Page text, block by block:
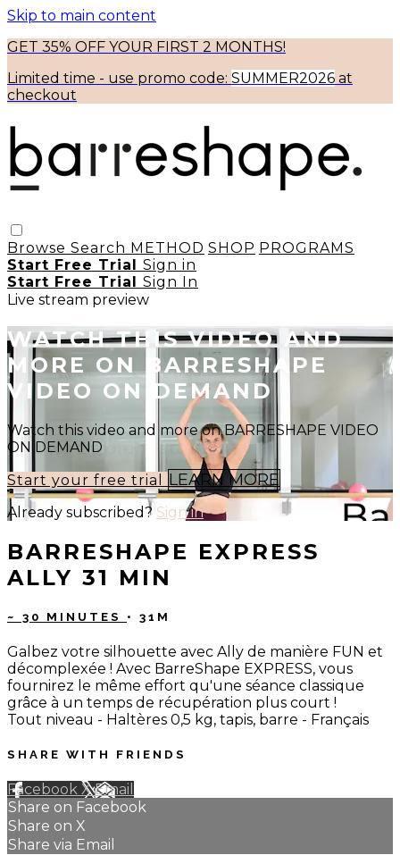
Skip to main content
GET 35% OFF YOUR FIRST 2 MONTHS!
Limited time - use promo code: SUMMER2026 at
checkout
Browse Search METHOD SHOP PROGRAMS
Start Free Trial Sign in
Start Free Trial Sign In
Live stream preview
WATCH THIS VIDEO AND
MORE ON BARRESHAPE
VIDEO ON DEMAND
Watch this video and more on BARRESHAPE VIDEO
ON DEMAND
Start your free trial
LEARN MORE
Already subscribed? Sign in
BARRESHAPE EXPRESS
ALLY 31 MIN
~ 30 MINUTES • 31M
Galbez votre silhouette avec Ally de manière FUN et
décomplexée ! Avec BarreShape EXPRESS, vous
fournirez le même effort qu'une séance classique
grâce à un temps de récupération plus court !
Tout niveau - Haltères 0,5 kg, tapis, barre - Français
SHARE WITH FRIENDS
Facebook XEmail
Share on Facebook
Share on X
Share via Email